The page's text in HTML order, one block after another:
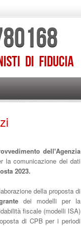
DI FIDUCIA
dell'Agenzia
la comunicazione dei dati
2023.
della proposta di
dei modelli per la
fiscale (modelli ISA)
di CPB per i periodi